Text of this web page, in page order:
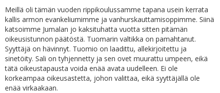
Meillä oli tämän vuoden rippikoulussamme tapana usein kerrata
kallis armon evankeliumimme ja vanhurskauttamisoppimme. Siinä
katsoimme Jumalan jo kaksituhatta vuotta sitten pitämän
oikeusistunnon päätöstä. Tuomarin valtikka on pamahtanut.
Syyttäjä on hävinnyt. Tuomio on laadittu, allekirjoitettu ja
sinetöity. Sali on tyhjennetty ja sen ovet muurattu umpeen, eikä
tätä oikeustapausta voida enää avata uudelleen. Ei ole
korkeampaa oikeusastetta, johon valittaa, eikä syyttäjällä ole
enää virkaakaan.